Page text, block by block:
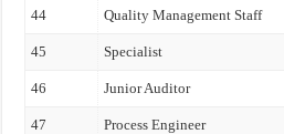
44 Quality Management Staff
45 Specialist
46 Junior Auditor
47 Process Engineer